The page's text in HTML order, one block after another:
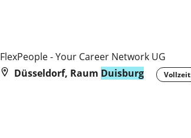
FlexPeople - Your Career Network UG
Düsseldorf, Raum Duisburg Vollzeit